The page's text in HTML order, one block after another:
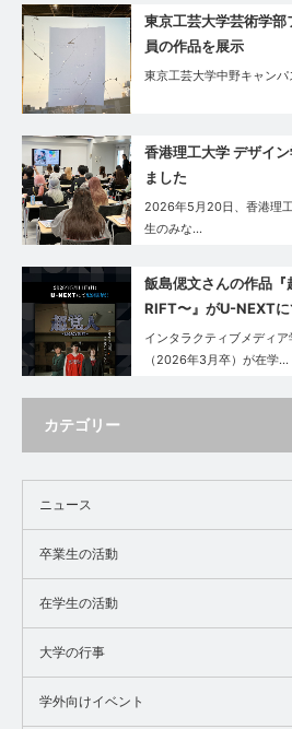
東京工芸大学芸術学
員の作品を展示
東京工芸大学中野キャン
香港理工大学 デザイ
ました
2026年5月20日、香港理
生のみな…
飯島偲文さんの作品
RIFT〜』がU-NEXTに
インタラクティブメディ
（2026年3月卒）が在学…
カテゴリー
ニュース
卒業生の活動
在学生の活動
大学の行事
学外向けイベント